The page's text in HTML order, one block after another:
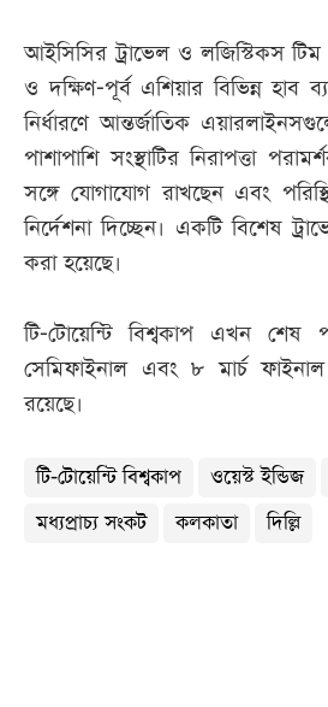
আইসিসির ট্রাভেল ও লজিস্টিকস
ও দক্ষিণ-পূর্ব এশিয়ার বিভিন্ন হাব
নির্ধারণে আন্তর্জাতিক
পাশাপাশি সংস্থাটির নিরাপত্তা
সঙ্গে যোগাযোগ রাখছেন এবং
নির্দেশনা দিচ্ছেন। একটি বিশেষ
করা হয়েছে।
টি-টোয়েন্টি বিশ্বকাপ এখন শেষ
সেমিফাইনাল এবং ৮ মার্চ
রয়েছে।
টি-টোয়েন্টি বিশ্বকাপ ওয়েস্ট ইন্ডিজ
মধ্যপ্রাচ্য সংকট
কলকাতা দিল্লি